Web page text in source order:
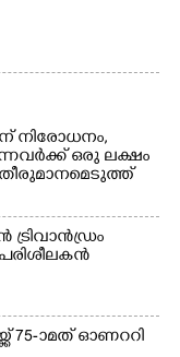
അഴിക്കലിൽ
ബോട്ടും.
നിരോധനം,
ഒരു ലക്ഷം
75-ാമത് ഓണററി